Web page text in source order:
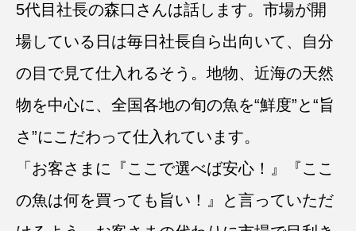
5代目社長の森口さんは話します。市場が開
場している日は毎日社長自ら出向いて、自分
の目で見て仕入れるそう。地物、近海の天然
物を中心に、全国各地の旬の魚を“鮮度”と“旨
さ”にこだわって仕入れています。
「お客さまに『ここで選べば安心！』『ここ
の魚は何を買っても旨い！』と言っていただ